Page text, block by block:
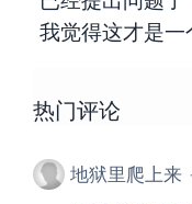
我觉得这才是一
热门评论
地狱里爬上来 ·